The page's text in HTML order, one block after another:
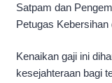
Satpam dan
Petugas
Kenaikan gaji ini
kesejahteraan bagi